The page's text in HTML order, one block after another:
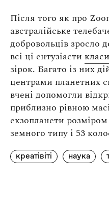
Після того як про
австралійське
добровольців зросло
всі ці ентузіасти
зірок. Багато із них
центрами планетних
вчені допомогли
приблизно рівною
екзопланети
земного типу і 53
креатівіті наука